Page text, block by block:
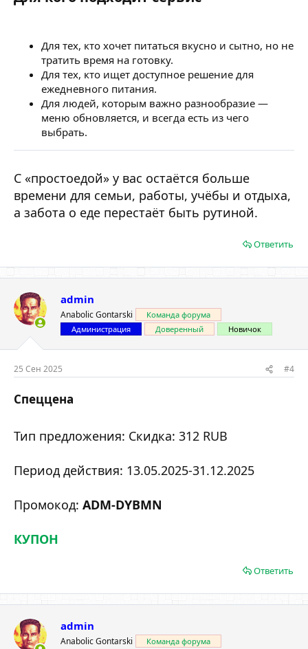
Для тех, кто хочет питаться вкусно и сытно, но не
тратить время на готовку.
Для тех, кто ищет доступное решение для
ежедневного питания.
Для людей, которым важно разнообразие —
меню обновляется, и всегда есть из чего
выбрать.
С «простоедой» у вас остаётся больше
времени для семьи, работы, учёбы и отдыха,
а забота о еде перестаёт быть рутиной.
Ответить
admin
Anabolic Gontarski
Команда форума
Администрация
Доверенный Новичок
25 Сен 2025 #4
Спеццена​
Тип предложения: Скидка: 312 RUB
Период действия: 13.05.2025-31.12.2025
Промокод: ADM-DYBMN
КУПОН
Ответить
admin
Anabolic Gontarski
Команда форума